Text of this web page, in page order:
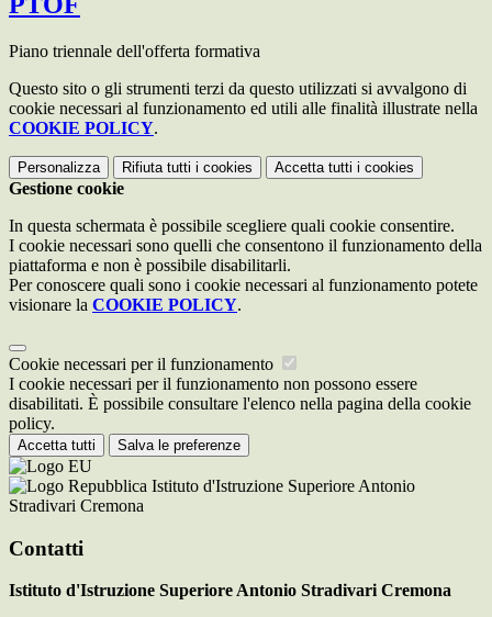
Piano triennale dell'offerta formativa
Questo sito o gli strumenti terzi da questo utilizzati si avvalgono di
cookie necessari al funzionamento ed utili alle finalità illustrate nella
COOKIE POLICY.
Personalizza Rifiuta tutti i cookies Accetta tutti i cookies
Gestione cookie
In questa schermata è possibile scegliere quali cookie consentire.
I cookie necessari sono quelli che consentono il funzionamento della
piattaforma e non è possibile disabilitarli.
Per conoscere quali sono i cookie necessari al funzionamento potete
visionare la COOKIE POLICY.
Cookie necessari per il funzionamento
I cookie necessari per il funzionamento non possono essere
disabilitati. È possibile consultare l'elenco nella pagina della cookie
policy.
Accetta tutti Salva le preferenze
Istituto d'Istruzione Superiore Antonio
Stradivari Cremona
Contatti
Istituto d'Istruzione Superiore Antonio Stradivari Cremona